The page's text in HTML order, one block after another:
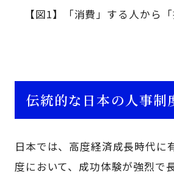
【図1】「消費」する人から
伝統的な日本の人事制
日本では、高度経済成長時代に
度において、成功体験が強烈で